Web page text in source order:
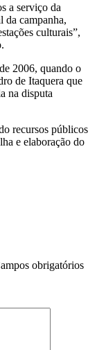
a serviço da
da campanha,
culturais”,
2006, quando o
de Itaquera que
na disputa
recursos públicos
e elaboração do
obrigatórios